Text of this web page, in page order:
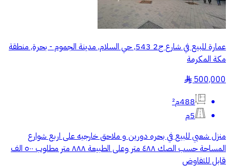
عمارة للبيع في شارع ج2 543, حي السلام, مدينة الجموم - بحرة, منطقة
مكة المكرمة
500,000
§
488م²
5م
منزل شعبي للبيع في بحره دورين و ملاحق خارجيه على اربع شوارع
المساحة حسب الصك ٤٨٨ متر وعلى الطبيعة ٨٨٨ متر مطلوب ٥٠٠ الف
قابل للتفاوض